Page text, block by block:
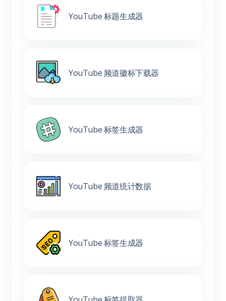
YouTube 标题生成器
YouTube 频道徽标下载器
YouTube 标签生成器
YouTube 频道统计数据
YouTube 标签生成器